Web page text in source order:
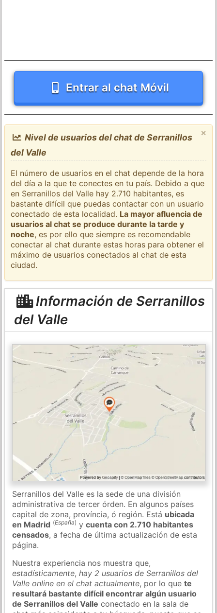
Entrar al chat Móvil
×
Nivel de usuarios del chat de Serranillos
del Valle
El número de usuarios en el chat depende de la hora
del día a la que te conectes en tu país. Debido a que
en Serranillos del Valle hay 2.710 habitantes, es
bastante difícil que puedas contactar con un usuario
conectado de esta localidad. La mayor afluencia de
usuarios al chat se produce durante la tarde y
noche, es por ello que siempre es recomendable
conectar al chat durante estas horas para obtener el
máximo de usuarios conectados al chat de esta
ciudad.
Información de Serranillos
del Valle
Serranillos del Valle es la sede de una división
administrativa de tercer órden. En algunos países
capital de zona, província, ó región. Está ubicada
en Madrid (España) ycuenta con 2.710 habitantes
censados, a fecha de última actualización de esta
página.
Nuestra experiencia nos muestra que,
estadísticamente,hay 2 usuarios de Serranillos del
Valle online en el chat actualmente, por lo quete
resultará bastante difícil encontrar algún usuario
de Serranillos del Valle conectado en la sala de